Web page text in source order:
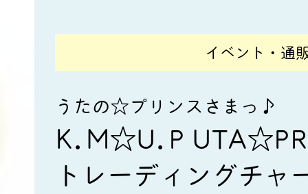
イベント・通
うたの☆プリンスさまっ♪
K.M☆U.P
トレーディングチャ